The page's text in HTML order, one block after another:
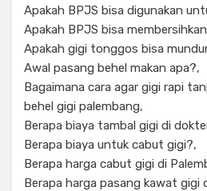
Apakah BPJS bisa digunakan
Apakah BPJS bisa
Apakah gigi tonggos bisa
Awal pasang behel makan apa?
Bagaimana cara agar gigi rapi
behel gigi palembang
Berapa biaya tambal gigi di
Berapa biaya untuk cabut gigi?
Berapa harga cabut gigi di
Berapa harga pasang kawat gigi